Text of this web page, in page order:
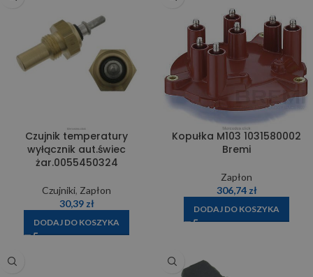
Czujnik temperatury
wyłącznik aut.świec
żar.0055450324
Czujniki, Zapłon
30,39 zł
DODAJ DO KOSZYKA
Kopułka M103 1031580002
Bremi
Zapłon
306,74 zł
DODAJ DO KOSZYKA